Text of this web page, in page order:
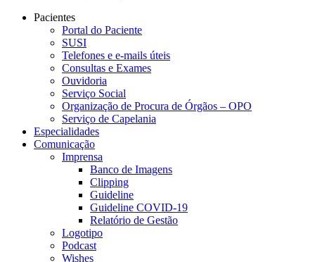
Pacientes
Portal do Paciente
SUSI
Telefones e e-mails úteis
Consultas e Exames
Ouvidoria
Serviço Social
Organização de Procura de Órgãos – OPO
Serviço de Capelania
Especialidades
Comunicação
Imprensa
Banco de Imagens
Clipping
Guideline
Guideline COVID-19
Relatório de Gestão
Logotipo
Podcast
Wishes